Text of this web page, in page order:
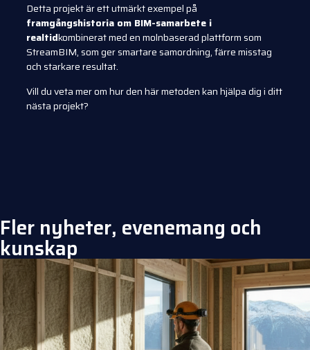
Detta projekt är ett utmärkt exempel på
framgångshistoria om BIM-samarbete i
realtidkombinerat med en molnbaserad plattform som
StreamBIM, som ger smartare samordning, färre misstag
och starkare resultat.
Vill du veta mer om hur den här metoden kan hjälpa dig i ditt
nästa projekt?
Fler nyheter, evenemang och
kunskap